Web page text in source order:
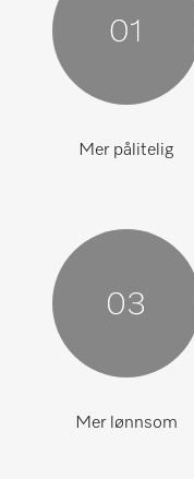
Mer pålitelig
Mer lønnsom